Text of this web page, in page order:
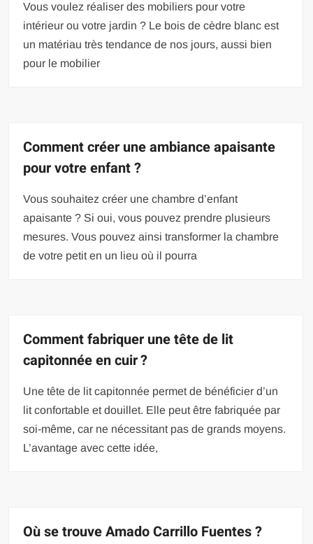
Vous voulez réaliser des mobiliers pour votre
intérieur ou votre jardin ? Le bois de cèdre blanc est
un matériau très tendance de nos jours, aussi bien
pour le mobilier
Comment créer une ambiance apaisante
pour votre enfant ?
Vous souhaitez créer une chambre d’enfant
apaisante ? Si oui, vous pouvez prendre plusieurs
mesures. Vous pouvez ainsi transformer la chambre
de votre petit en un lieu où il pourra
Comment fabriquer une tête de lit
capitonnée en cuir ?
Une tête de lit capitonnée permet de bénéficier d’un
lit confortable et douillet. Elle peut être fabriquée par
soi-même, car ne nécessitant pas de grands moyens.
L’avantage avec cette idée,
Où se trouve Amado Carrillo Fuentes ?